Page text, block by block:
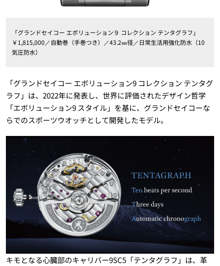
「グランドセイコー エボリューション９ コレクション テンタグラフ」
￥1,815,000／自動巻（手巻つき）／43.2㎜径／日常生活用強化防水（10
気圧防水）
「グランドセイコー エボリューション9 コレクション テンタグ
ラフ」は、2022年に発表し、世界に評価されたデザイン哲学
「エボリューション9 スタイル」を基に、グランドセイコーな
らでのスポーツウオッチとして開発したモデル。
キモとなる心臓部のキャリバー9SC5「テンタグラフ」は、革